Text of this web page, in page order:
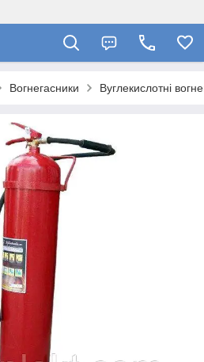
Вогнегасники Вуглекислотні